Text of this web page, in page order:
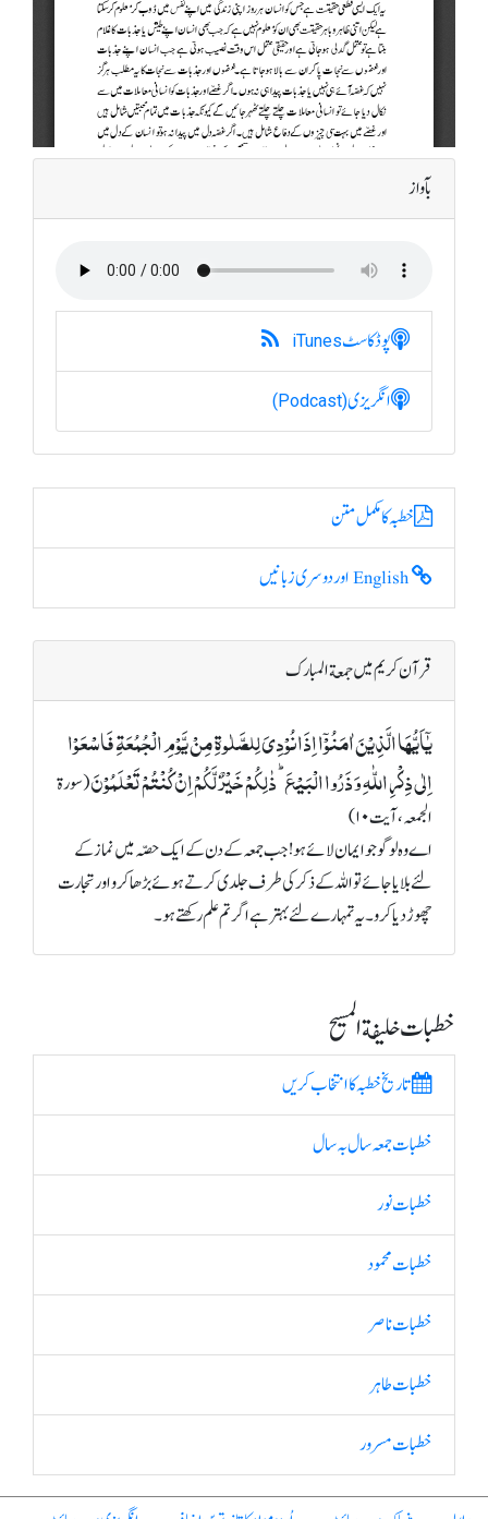
بآواز
پوڈکاسٹiTunes
انگریزی(Podcast)
خطبہ کا مکمل متن
قرآن کریم میں جمعة المبارک
یٰۤاَیُّہَا الَّذِیۡنَ اٰمَنُوۡۤا اِذَا نُوۡدِیَ لِلصَّلٰوۃِ مِنۡ یَّوۡمِ الۡجُمُعَۃِ فَاسۡعَوۡا
اِلٰی ذِکۡرِ اللّٰہِ وَ ذَرُوا الۡبَیۡعَ ؕ ذٰلِکُمۡ خَیۡرٌ لَّکُمۡ اِنۡ کُنۡتُمۡ تَعۡلَمُوۡنَ(سورة
الجمعہ، آیت ۱۰)
اے وہ لوگو جو ایمان لائے ہو! جب جمعہ کے دن کے ایک حصّہ میں نماز کے
لئے بلایا جائے تو اللہ کے ذکر کی طرف جلدی کرتے ہوئے بڑھا کرو اور تجارت
چھوڑ دیا کرو۔ یہ تمہارے لئے بہتر ہے اگر تم علم رکھتے ہو۔
خطبات خلیفة المسیح
تاریخ خطبہ کا انتخاب کریں
خطبات جمعہ سال بہ سال
خطبات نور
خطبات محمود
خطبات ناصر
خطبات طاہر
خطبات مسرور